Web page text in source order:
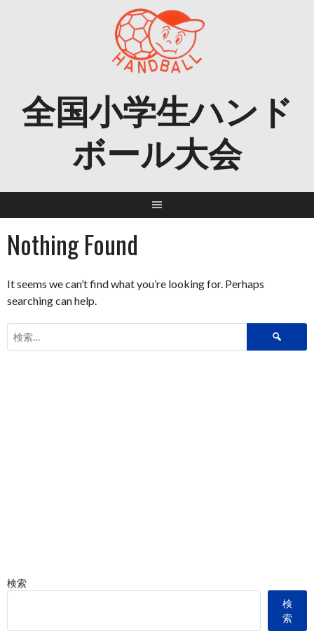
全国小学生ハンド
ボール大会
Nothing Found
It seems we can’t find what you’re looking for. Perhaps
searching can help.
索:
検索
検
索